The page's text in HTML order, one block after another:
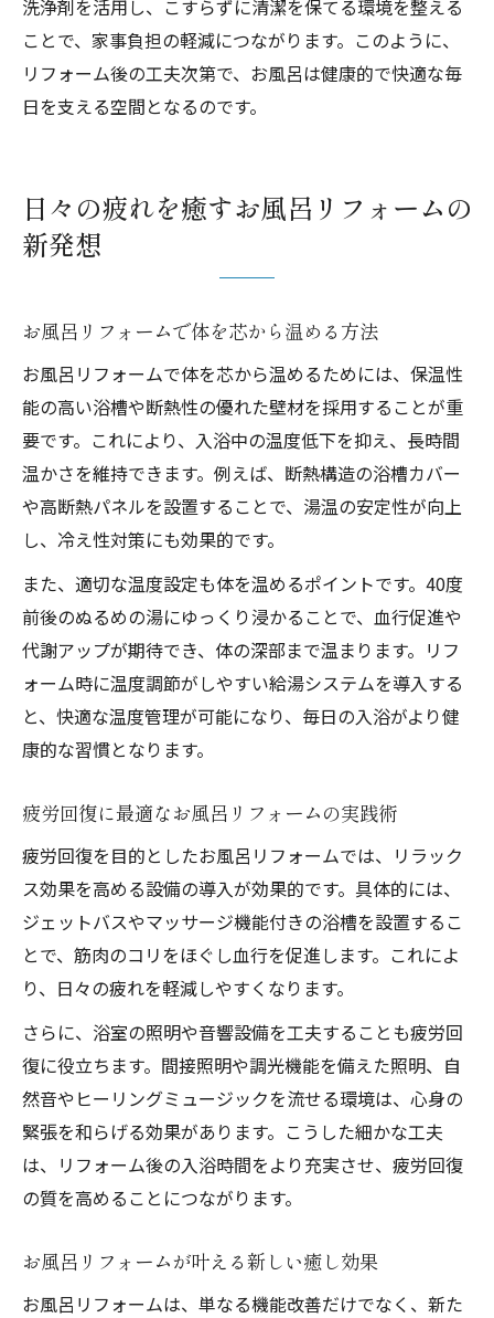
洗浄剤を活用し、こすらずに清潔を保てる環境を整える
ことで、家事負担の軽減につながります。このように、
リフォーム後の工夫次第で、お風呂は健康的で快適な毎
日を支える空間となるのです。
日々の疲れを癒すお風呂リフォームの
新発想
お風呂リフォームで体を芯から温める方法
お風呂リフォームで体を芯から温めるためには、保温性
能の高い浴槽や断熱性の優れた壁材を採用することが重
要です。これにより、入浴中の温度低下を抑え、長時間
温かさを維持できます。例えば、断熱構造の浴槽カバー
や高断熱パネルを設置することで、湯温の安定性が向上
し、冷え性対策にも効果的です。
また、適切な温度設定も体を温めるポイントです。40度
前後のぬるめの湯にゆっくり浸かることで、血行促進や
代謝アップが期待でき、体の深部まで温まります。リフ
ォーム時に温度調節がしやすい給湯システムを導入する
と、快適な温度管理が可能になり、毎日の入浴がより健
康的な習慣となります。
疲労回復に最適なお風呂リフォームの実践術
疲労回復を目的としたお風呂リフォームでは、リラック
ス効果を高める設備の導入が効果的です。具体的には、
ジェットバスやマッサージ機能付きの浴槽を設置するこ
とで、筋肉のコリをほぐし血行を促進します。これによ
り、日々の疲れを軽減しやすくなります。
さらに、浴室の照明や音響設備を工夫することも疲労回
復に役立ちます。間接照明や調光機能を備えた照明、自
然音やヒーリングミュージックを流せる環境は、心身の
緊張を和らげる効果があります。こうした細かな工夫
は、リフォーム後の入浴時間をより充実させ、疲労回復
の質を高めることにつながります。
お風呂リフォームが叶える新しい癒し効果
お風呂リフォームは、単なる機能改善だけでなく、新た